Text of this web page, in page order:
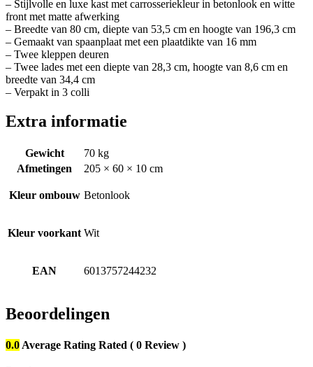
– Stijlvolle en luxe kast met carrosseriekleur in betonlook en witte
front met matte afwerking
– Breedte van 80 cm, diepte van 53,5 cm en hoogte van 196,3 cm
– Gemaakt van spaanplaat met een plaatdikte van 16 mm
– Twee kleppen deuren
– Twee lades met een diepte van 28,3 cm, hoogte van 8,6 cm en
breedte van 34,4 cm
– Verpakt in 3 colli
Extra informatie
Gewicht
70 kg
Afmetingen
205 × 60 × 10 cm
Kleur ombouw Betonlook
Kleur voorkant Wit
EAN 6013757244232
Beoordelingen
0.0 Average Rating Rated ( 0 Review )